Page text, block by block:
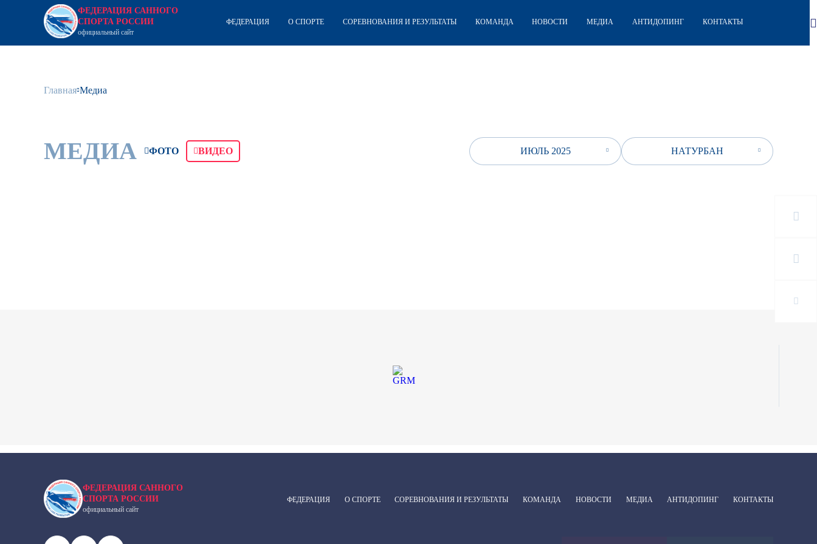
ФЕДЕРАЦИЯ САННОГО
СПОРТА РОССИИ
официальный сайт
ФЕДЕРАЦИЯ О СПОРТЕ СОРЕВНОВАНИЯ И РЕЗУЛЬТАТЫ КОМАНДА НОВОСТИ МЕДИА АНТИДОПИНГ КОНТАКТЫ
Главная Медиа
МЕДИА ФОТО ВИДЕО ИЮЛЬ 2025 НАТУРБАН
ФЕДЕРАЦИЯ САННОГО
СПОРТА РОССИИ
официальный сайт
ФЕДЕРАЦИЯ О СПОРТЕ СОРЕВНОВАНИЯ И РЕЗУЛЬТАТЫ КОМАНДА НОВОСТИ МЕДИА АНТИДОПИНГ КОНТАКТЫ